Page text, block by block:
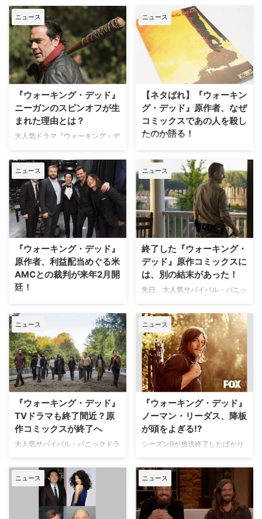
サバイバル・パニックドラマ『ウ
ォーキング・デッド』の原作者で
製作総指揮者としても知られるロ
バート・カークマンが手掛けるア
ニメーションシリーズAmazon
Original 『インビンシブル ～無敵
のヒーロー～』が3月26日（金）
より配信スタートとなるが、
『The Boys／ザ・ボーイズ』よ
りも現実的なものになるとコメ
ン…
デッド』の原作者ロバート・カー
クマンが、自身のコミックス
「Invincible（原題）」を米
Amazonでアニメーションシリー
ズとして製作することは、以前に
当サイトでもお伝えした。多くの
ハリウッドスターが声優として参
ーキング・デッ…
ニュース
『ウォーキング・デッド』
ニーガンのスピンオフが生
まれた理由とは？
大人気ドラマ『ウォーキング・デ
主人公にしたスピンオフ・コミッ
クスが全米で7月1日（水）より発
売されている。同作が生まれた経
緯について、米Entertainment
Weeklyのインタビューで原作者
のロバート・カークマンが明かし
た。 新型コロナウイルス
で…
ニュース
【ネタばれ】『ウォーキン
グ・デッド』原作者、なぜ
コミックスであの人を殺し
たのか語る！
大人気サバイバル・パニックドラ
マ『ウォーキング・デッド』の原
作者ロバート・カークマンが、7
月に突然第193号をもって幕を閉
じた原作コミックスであのキャラ
クターを殺した理由を明かしてい
る。（※以下は、原作コミックス
のネタばれを含みますのでご注意
ください） 原作コミックスで
は、ドラマ版でもシーズン9途中
まで主人公だったリッ…
ニュース
『ウォーキング・デッド』
原作者、利益配当めぐる米
AMCとの裁判が来年2月開
廷！
今秋シーズン10がスタートする
米AMCの大人気サバイバル・パ
ニックドラマ『ウォーキング・デ
ッド』だが、その原作者でプロデ
ューサーのロバート・カークマン
が利益配当をめぐり放送局の
AMCを訴えている件に進捗があ
ったようだ。米Deadlineが報じ
るこの争いは、カークマンに加え
て、同じく製作…
ニュース
終了した『ウォーキング・
デッド』原作コミックスに
は、別の結末があった！
先日、大人気サバイバル・パニッ
ド』の原作コミックスが終了した
とのニュースをお伝えしたが、原
作者のロバート・カークマンが、
コミックスはもっと昔に終わらせ
るつもりで、その幕閉じは実際の
結末とはまったく違っていたと具
体的に内容を明かした。英Digital
Spyが報じている。 【関連記事】
『ウォー…
ニュース
『ウォーキング・デッド』
TVドラマも終了間近？原
作コミックスが終了へ
大人気サバイバル・パニックドラ
製作総指揮を務めるロバート・カ
ークマンが手掛けるコミックスが
原作となっているが、そのコミッ
クスが終了したことが明らかとな
った。米Hollywood Reporterを
ニュース
『ウォーキング・デッド』
ノーマン・リーダス、降板
が頭をよぎる!?
シーズン9が放送終了したばかり
デッド』はシーズン10へ更新さ
れたが、次々とシリーズを去る主
要キャストについて、ダリル役を
演じるノーマン・リーダスが複雑
な心境を明かしていることがわか
ニュース ニュース